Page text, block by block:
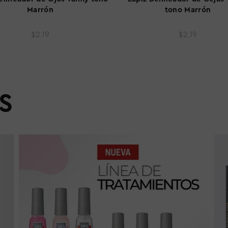
Marrón
$2.19
tono Marrón
$2.19